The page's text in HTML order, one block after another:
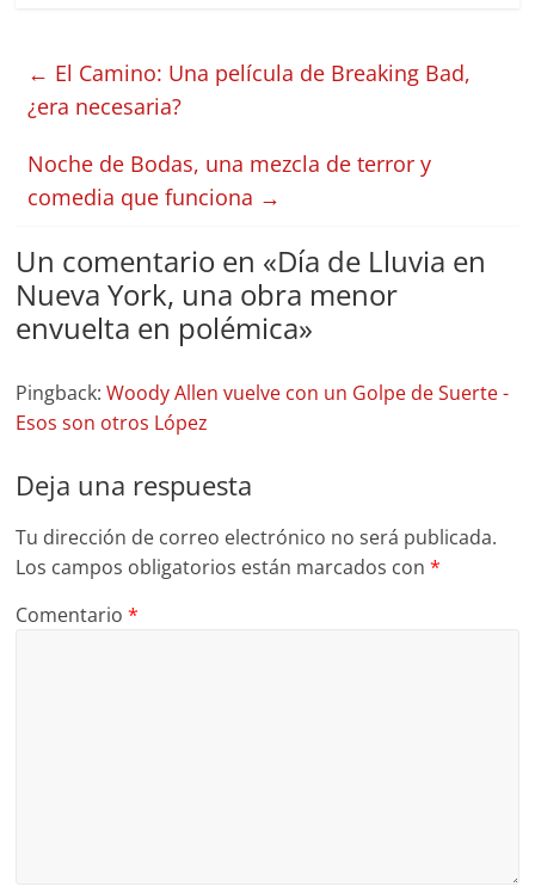
← El Camino: Una película de Breaking Bad,
¿era necesaria?
Noche de Bodas, una mezcla de terror y
comedia que funciona →
Un comentario en «Día de Lluvia en
Nueva York, una obra menor
envuelta en polémica»
Pingback:Woody Allen vuelve con un Golpe de Suerte -
Esos son otros López
Deja una respuesta
Tu dirección de correo electrónico no será publicada.
Los campos obligatorios están marcados con*
Comentario*